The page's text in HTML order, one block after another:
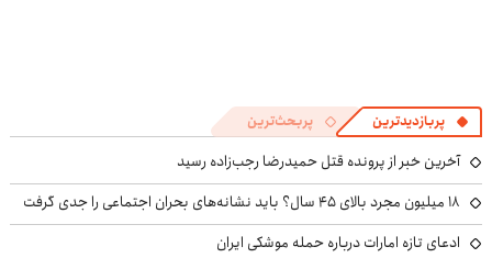
پربازدیدترین پربحث‌ترین
آخرین خبر از پرونده قتل حمیدرضا رجب‌زاده رسید
۱۸ میلیون مجرد بالای ۴۵ سال؟ باید نشانه‌های بحران اجتماعی را جدی گرفت
ادعای تازه امارات درباره حمله موشکی ایران